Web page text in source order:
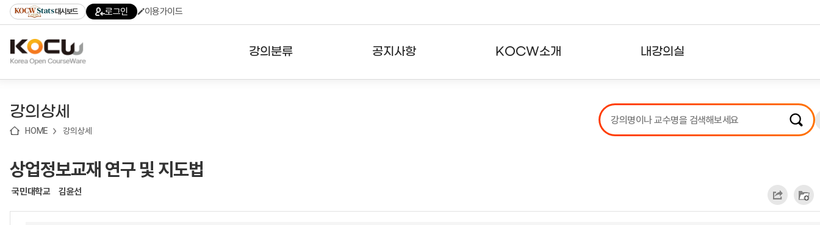
기
기
기
content)
가
대시보드 로그인 이용가이드
강의분류 공지사항 KOCW소개 내강의실
강의리스트
수강확인증강의
강의상세
HOME 강의상세
상업정보교재 연구 및 지도법
국민대학교 김윤선